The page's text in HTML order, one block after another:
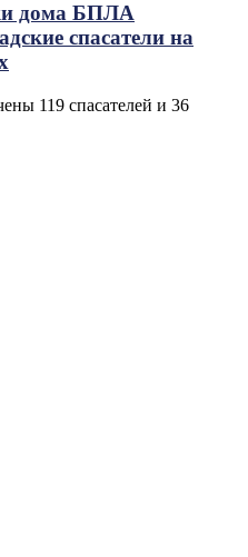
дома БПЛА
спасатели на
119 спасателей и 36